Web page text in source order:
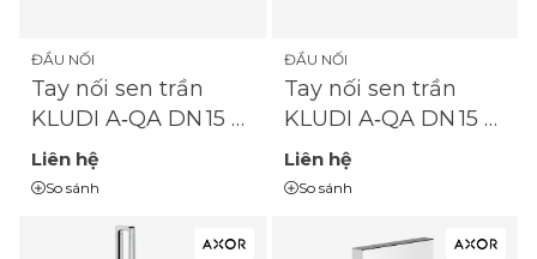
ĐẦU NỐI
Tay nối sen trần
KLUDI A‑QA DN 15 –
6651539‑00
Liên hệ
So sánh
ĐẦU NỐI
Tay nối sen trần
KLUDI A‑QA DN 15 –
Chrome - 6651505-
00
Liên hệ
So sánh